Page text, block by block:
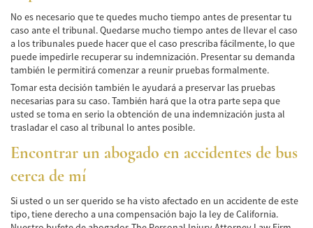
No es necesario que te quedes mucho tiempo antes de presentar tu
caso ante el tribunal. Quedarse mucho tiempo antes de llevar el caso
a los tribunales puede hacer que el caso prescriba fácilmente, lo que
puede impedirle recuperar su indemnización. Presentar su demanda
también le permitirá comenzar a reunir pruebas formalmente.
Tomar esta decisión también le ayudará a preservar las pruebas
necesarias para su caso. También hará que la otra parte sepa que
usted se toma en serio la obtención de una indemnización justa al
trasladar el caso al tribunal lo antes posible.
Encontrar un abogado en accidentes de bus
cerca de mí
Si usted o un ser querido se ha visto afectado en un accidente de este
tipo, tiene derecho a una compensación bajo la ley de California.